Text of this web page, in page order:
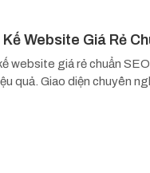
Website Giá Rẻ
website giá rẻ chuẩn
quả. Giao diện chuyên